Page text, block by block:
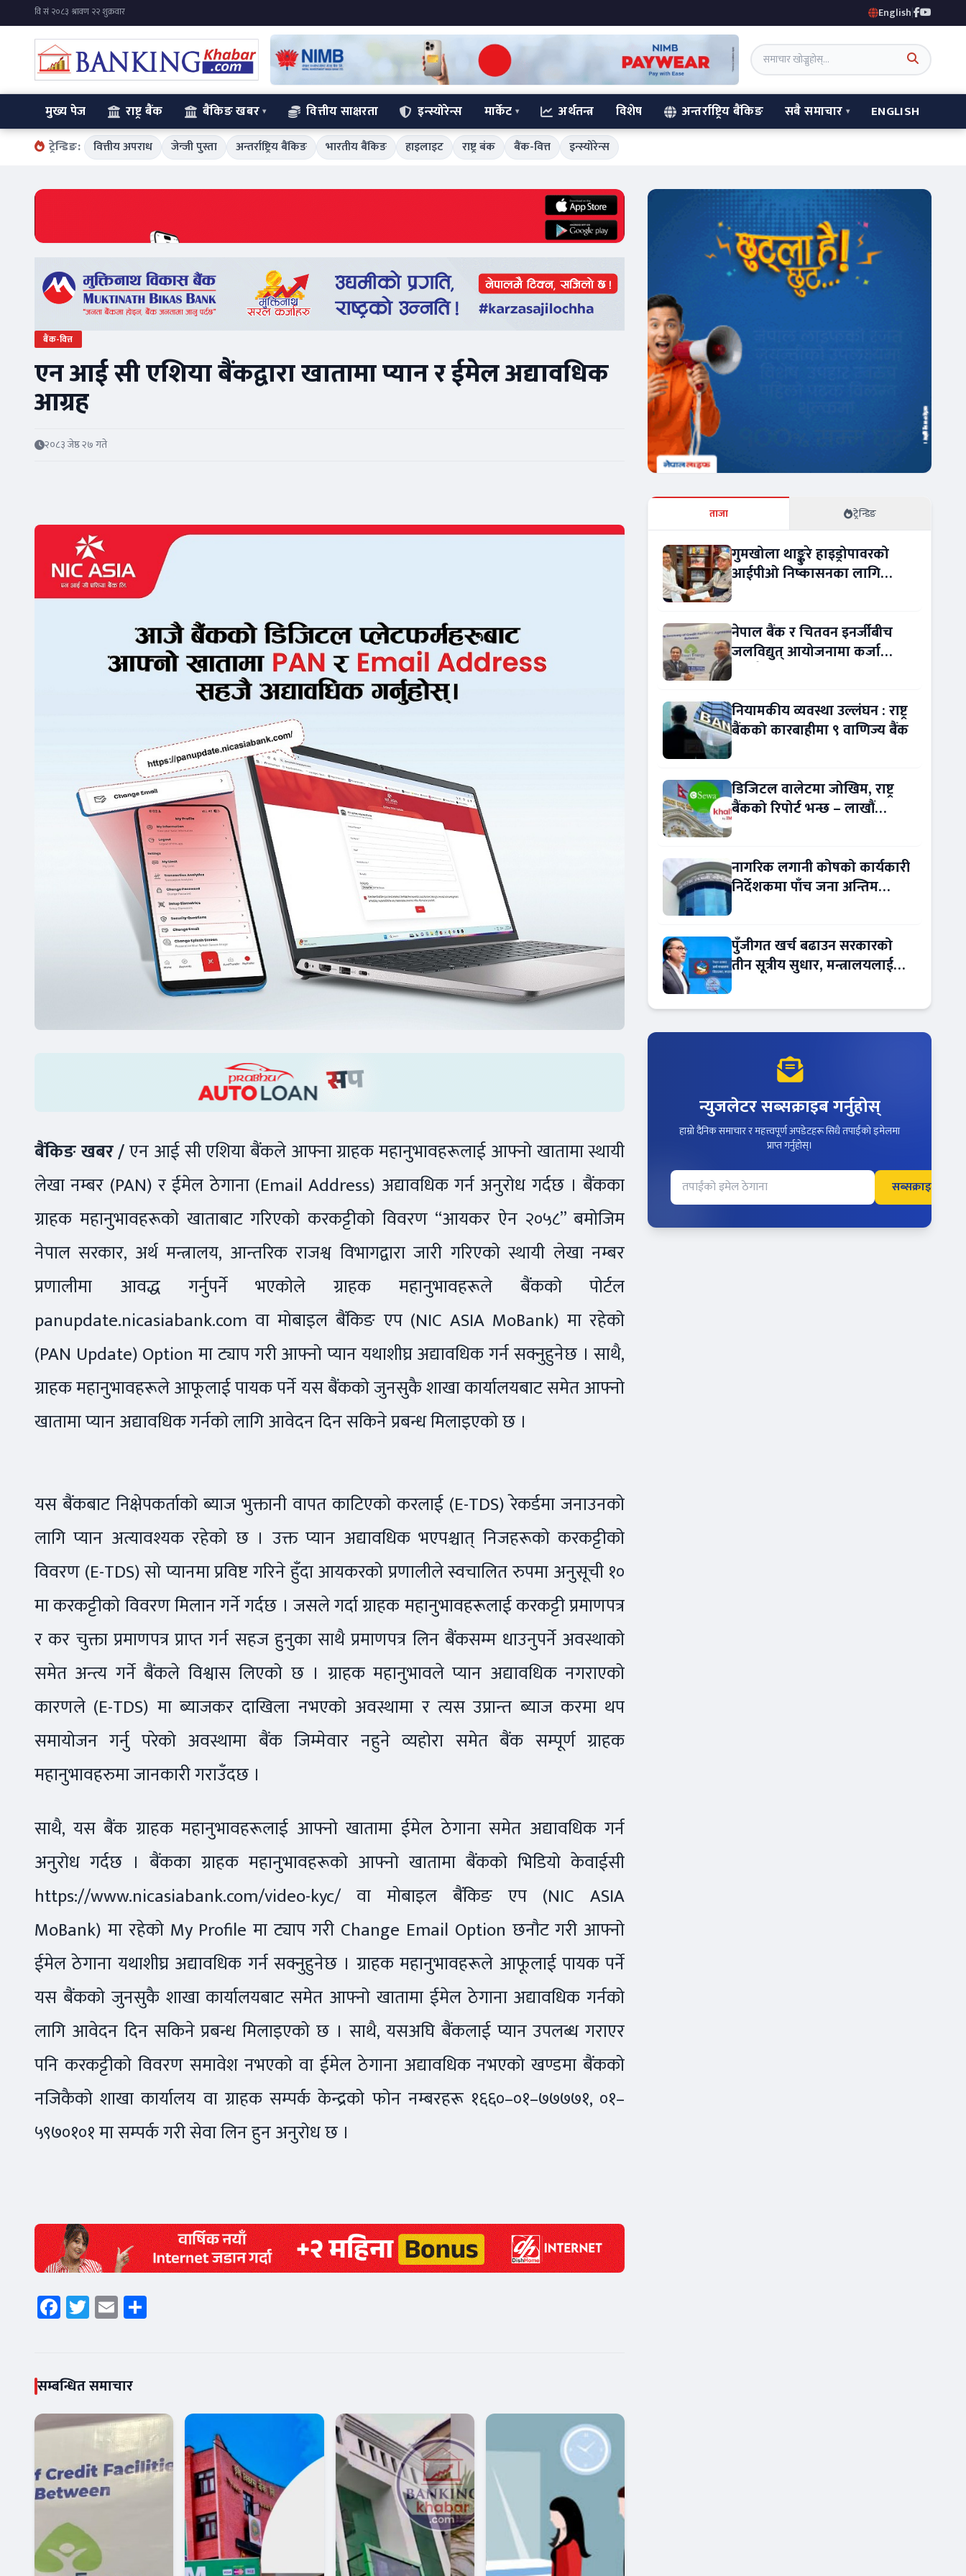
English|
मुख्य पेज राष्ट्र बैंक बैंकिङ खबर वित्तीय साक्षरता इन्स्योरेन्स मार्केट अर्थतन्त्र विशेष अन्तर्राष्ट्रिय बैंकिङ सबै समाचार ENGLISH
ट्रेन्डिङ: वित्तीय अपराध जेन्जी पुस्ता अन्तर्राष्ट्रिय बैंकिङ भारतीय बैंकिङ हाइलाइट राष्ट्र बंक बैंक-वित्त इन्स्योरेन्स
बैंक-वित्त
एन आई सी एशिया बैंकद्वारा खातामा प्यान र ईमेल अद्यावधिक
आग्रह
२०८३ जेष्ठ २७ गते
बैंकिङ खबर /एन आई सी एशिया बैंकले आफ्ना ग्राहक महानुभावहरूलाई आफ्नो खातामा स्थायी
लेखा नम्बर (PAN) र ईमेल ठेगाना (Email Address) अद्यावधिक गर्न अनुरोध गर्दछ । बैंकका
ग्राहक महानुभावहरूको खाताबाट गरिएको करकट्टीको विवरण “आयकर ऐन २०५८” बमोजिम
नेपाल सरकार, अर्थ मन्त्रालय, आन्तरिक राजश्व विभागद्वारा जारी गरिएको स्थायी लेखा नम्बर
प्रणालीमा आवद्ध गर्नुपर्ने भएकोले ग्राहक महानुभावहरूले बैंकको पोर्टल
panupdate.nicasiabank.com वा मोबाइल बैंकिङ एप (NIC ASIA MoBank) मा रहेको
(PAN Update) Option मा ट्याप गरी आफ्नो प्यान यथाशीघ्र अद्यावधिक गर्न सक्नुहुनेछ । साथै,
ग्राहक महानुभावहरूले आफूलाई पायक पर्ने यस बैंकको जुनसुकै शाखा कार्यालयबाट समेत आफ्नो
खातामा प्यान अद्यावधिक गर्नको लागि आवेदन दिन सकिने प्रबन्ध मिलाइएको छ ।
यस बैंकबाट निक्षेपकर्ताको ब्याज भुक्तानी वापत काटिएको करलाई (E-TDS) रेकर्डमा जनाउनको
लागि प्यान अत्यावश्यक रहेको छ । उक्त प्यान अद्यावधिक भएपश्चात् निजहरूको करकट्टीको
विवरण (E-TDS) सो प्यानमा प्रविष्ट गरिने हुँदा आयकरको प्रणालीले स्वचालित रुपमा अनुसूची १०
मा करकट्टीको विवरण मिलान गर्ने गर्दछ । जसले गर्दा ग्राहक महानुभावहरूलाई करकट्टी प्रमाणपत्र
र कर चुक्ता प्रमाणपत्र प्राप्त गर्न सहज हुनुका साथै प्रमाणपत्र लिन बैंकसम्म धाउनुपर्ने अवस्थाको
समेत अन्त्य गर्ने बैंकले विश्वास लिएको छ । ग्राहक महानुभावले प्यान अद्यावधिक नगराएको
कारणले (E-TDS) मा ब्याजकर दाखिला नभएको अवस्थामा र त्यस उप्रान्त ब्याज करमा थप
समायोजन गर्नु परेको अवस्थामा बैंक जिम्मेवार नहुने व्यहोरा समेत बैंक सम्पूर्ण ग्राहक
महानुभावहरुमा जानकारी गराउँदछ ।
साथै, यस बैंक ग्राहक महानुभावहरूलाई आफ्नो खातामा ईमेल ठेगाना समेत अद्यावधिक गर्न
अनुरोध गर्दछ । बैंकका ग्राहक महानुभावहरूको आफ्नो खातामा बैंकको भिडियो केवाईसी
https://www.nicasiabank.com/video-kyc/ वा मोबाइल बैंकिङ एप (NIC ASIA
MoBank) मा रहेको My Profile मा ट्याप गरी Change Email Option छनौट गरी आफ्नो
ईमेल ठेगाना यथाशीघ्र अद्यावधिक गर्न सक्नुहुनेछ । ग्राहक महानुभावहरूले आफूलाई पायक पर्ने
यस बैंकको जुनसुकै शाखा कार्यालयबाट समेत आफ्नो खातामा ईमेल ठेगाना अद्यावधिक गर्नको
लागि आवेदन दिन सकिने प्रबन्ध मिलाइएको छ । साथै, यसअघि बैंकलाई प्यान उपलब्ध गराएर
पनि करकट्टीको विवरण समावेश नभएको वा ईमेल ठेगाना अद्यावधिक नभएको खण्डमा बैंकको
नजिकैको शाखा कार्यालय वा ग्राहक सम्पर्क केन्द्रको फोन नम्बरहरू १६६०–०१–७७७७१, ०१–
५९७०१०१ मा सम्पर्क गरी सेवा लिन हुन अनुरोध छ ।
Facebook
Twitter
Email
सम्बन्धित समाचार
ताजा ट्रेन्डिङ
गुमखोला थाङ्कुरे हाइड्रोपावरको
आईपीओ निष्कासनका लागि
नेपाल बैंक र चितवन इनर्जीबीच
जलविद्युत् आयोजनामा कर्जा
नियामकीय व्यवस्था उल्लंघन : राष्ट्र
बैंकको कारबाहीमा ९ वाणिज्य बैंक
डिजिटल वालेटमा जोखिम, राष्ट्र
बैंकको रिपोर्ट भन्छ – लाखौं
नागरिक लगानी कोषको कार्यकारी
निर्देशकमा पाँच जना अन्तिम
पुँजीगत खर्च बढाउन सरकारको
तीन सूत्रीय सुधार, मन्त्रालयलाई
न्युजलेटर सब्सक्राइब गर्नुहोस्
हाम्रो दैनिक समाचार र महत्त्वपूर्ण अपडेटहरू सिधै तपाईंको इमेलमा
प्राप्त गर्नुहोस्।
सब्सक्राइब